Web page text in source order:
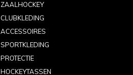
ZAALHOCKEY
CLUBKLEDING
ACCESSOIRES
SPORTKLEDING
PROTECTIE
HOCKEYTASSEN